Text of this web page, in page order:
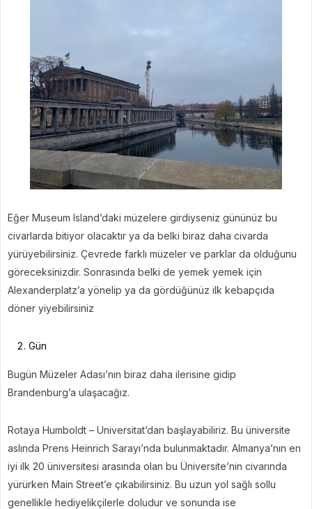
Eğer Museum Island’daki müzelere girdiyseniz gününüz bu
civarlarda bitiyor olacaktır ya da belki biraz daha civarda
yürüyebilirsiniz. Çevrede farklı müzeler ve parklar da olduğunu
göreceksinizdir. Sonrasında belki de yemek yemek için
Alexanderplatz’a yönelip ya da gördüğünüz ilk kebapçıda
döner yiyebilirsiniz
Gün
Bugün Müzeler Adası’nın biraz daha ilerisine gidip
Brandenburg’a ulaşacağız.
Rotaya Humboldt – Universitat’dan başlayabiliriz. Bu üniversite
aslında Prens Heinrich Sarayı’nda bulunmaktadır. Almanya’nın en
iyi ilk 20 üniversitesi arasında olan bu Üniversite’nin civarında
yürürken Main Street’e çıkabilirsiniz. Bu uzun yol sağlı sollu
genellikle hediyelikçilerle doludur ve sonunda ise